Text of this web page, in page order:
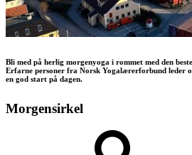
Bli med på herlig morgenyoga i rommet med den
Erfarne personer fra Norsk Yogalærerforbund leder
en god start på dagen.
Morgensirkel